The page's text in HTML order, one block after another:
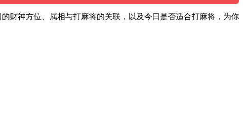
财神方位、属相与打麻将的关联，以及今日是否适合打麻将，为你